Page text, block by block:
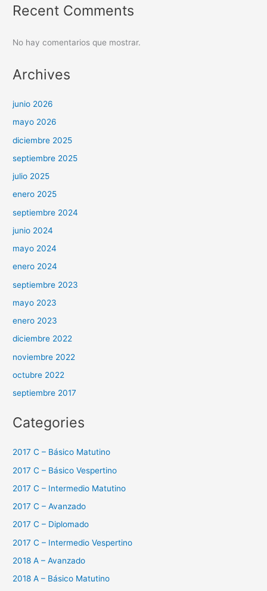
Recent Comments
No hay comentarios que mostrar.
Archives
junio 2026
mayo 2026
diciembre 2025
septiembre 2025
julio 2025
enero 2025
septiembre 2024
junio 2024
mayo 2024
enero 2024
septiembre 2023
mayo 2023
enero 2023
diciembre 2022
noviembre 2022
octubre 2022
septiembre 2017
Categories
2017 C – Básico Matutino
2017 C – Básico Vespertino
2017 C – Intermedio Matutino
2017 C – Avanzado
2017 C – Diplomado
2017 C – Intermedio Vespertino
2018 A – Avanzado
2018 A – Básico Matutino